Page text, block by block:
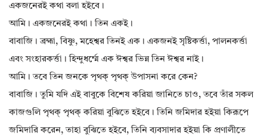
একজনেরই কথা বলা হইবে।
আমি। একজনেরই কথা। তিন একই।
বাবাজি। ব্রহ্মা, বিষ্ণু, মহেশ্বর তিনই এক। একজনই সৃষ্টিকর্ত্তা, পালনকর্ত্তা
এবং সংহারকর্ত্তা। হিন্দুধর্ম্মে এক ঈশ্বর ভিন্ন তিন ঈশ্বর নাই।
আমি। তবে তিন জনকে পৃথক্ পৃথক্ উপাসনা করে কেন?
বাবাজি। তুমি যদি এই বাবুকে বিশেষ করিয়া জানিতে চাও, তবে তাঁর সকল
কাজগুলি পৃথক্ পৃথক্ করিয়া বুঝিতে হইবে। তিনি জমিদার হইয়া কিরূপে
জমিদারি করেন, তাহা বুঝিতে হইবে, তিনি ব্যবসাদার হইয়া কি প্রণালীতে